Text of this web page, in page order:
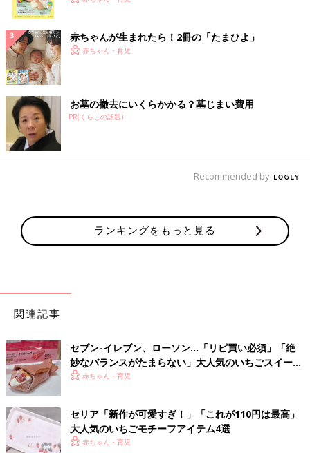
いちごチョコ入り！「いちごメロンパン」
出典：Instagramアカウント「meronpan808」
に入っているホイップクリームの量も多く、いちごの果肉クリー
ムはいちごのつぶつぶ食感が楽しめたそうです。いちごをしっか
り感じられそうなパンですね。
いちごバター入り！「しっとりいちごパン」
赤ちゃんが生まれたら！2冊の「たまひよ」
赤ちゃん・育児
お墓の撤去にいくらかかる？墓じまい費用
PR(くらしの話題)
Recommended by
ランキングをもっと見る
関連記事
セブン-イレブン、ローソン…「リピ買い必須」「絶
妙なバランスがたまらない」大人気のいちごスイーツ
4選赤ちゃん・育児
セリア「新作が可愛すぎ！」「これが110円は最高」
大人気のいちごモチーフアイテム4選
赤ちゃん・育児